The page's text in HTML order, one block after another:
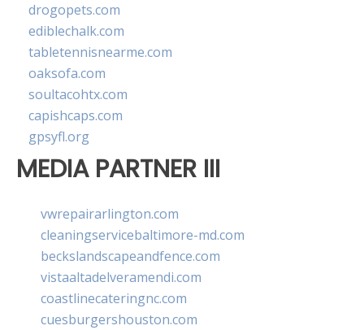
drogopets.com
ediblechalk.com
tabletennisnearme.com
oaksofa.com
soultacohtx.com
capishcaps.com
gpsyfl.org
MEDIA PARTNER III
vwrepairarlington.com
cleaningservicebaltimore-md.com
beckslandscapeandfence.com
vistaaltadelveramendi.com
coastlinecateringnc.com
cuesburgershouston.com